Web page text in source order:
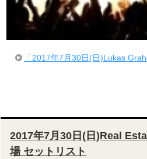
「2017年7月30日(日)Lukas
2017年7月30日(日)Real
場 セットリスト